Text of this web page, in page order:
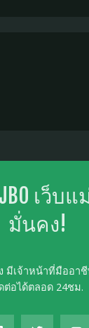
เว็บ
มั่นคง!
มีเจ้าหน้าที่มืออา
ต่อได้ตลอด 24ชม.